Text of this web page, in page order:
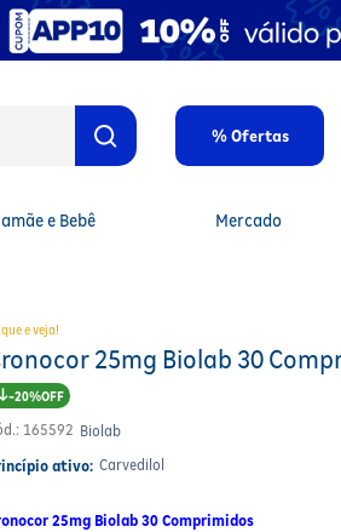
% Ofertas
e Bebê Mercado
e veja!
25mg Biolab 30
20%
: 165592 Biolab
ativo: Carvedilol
25mg Biolab 30 Comprimidos